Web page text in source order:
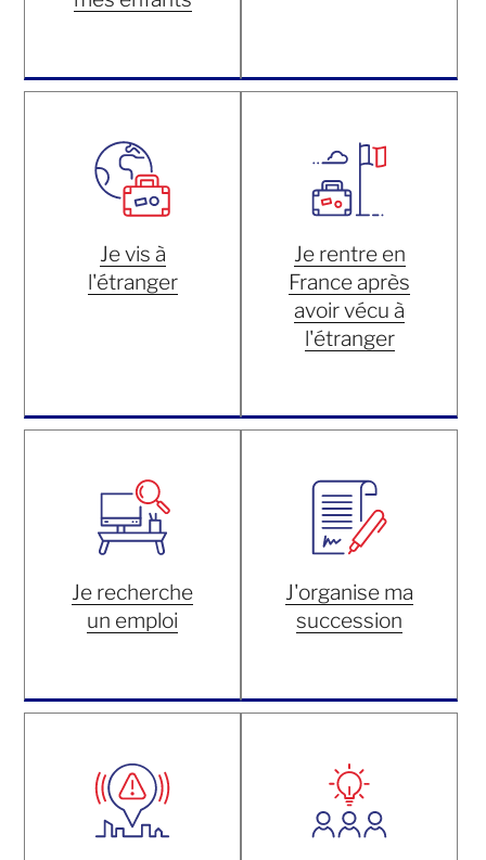
Je vis à
l'étranger
Je rentre en
France après
avoir vécu à
l'étranger
Je recherche
un emploi
J'organise ma
succession